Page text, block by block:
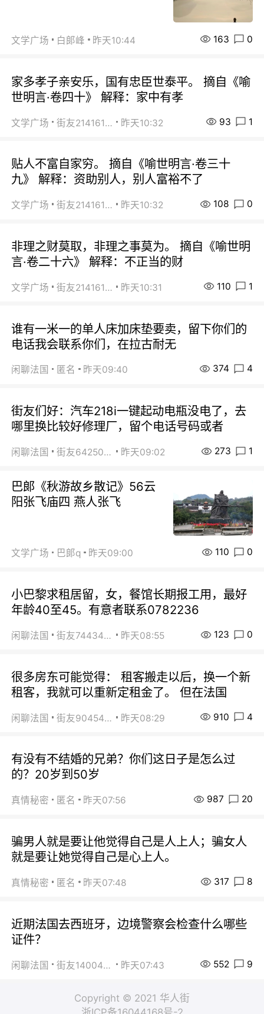
文学广场 白郞峰 昨天10:44 163 0
家多孝子亲安乐，国有忠臣世泰平。 摘自《喻
世明言·卷四十》 解释：家中有孝
文学广场 街友21416156 昨天10:32 93 1
贴人不富自家穷。 摘自《喻世明言·卷三十
九》 解释：资助别人，别人富裕不了
文学广场 街友21416156 昨天10:32 108 0
非理之财莫取，非理之事莫为。 摘自《喻世明
言·卷二十六》 解释：不正当的财
文学广场 街友21416156 昨天10:31 110 1
谁有一米一的单人床加床垫要卖，留下你们的
电话我会联系你们，在拉古耐无
闲聊法国 匿名 昨天09:40 374 4
街友们好：汽车218i一键起动电瓶没电了，去
哪里换比较好修理厂，留个电话号码或者
闲聊法国 街友64250024 昨天09:02 273 1
巴郞《秋游故乡散记》56云
阳张飞庙四 燕人张飞
文学广场 巴郞q 昨天09:00 110 0
小巴黎求租居留，女，餐馆长期报工用，最好
年龄40至45。有意者联系0782236
闲聊法国 街友74434350 昨天08:55 123 0
很多房东可能觉得： 租客搬走以后，换一个新
租客，我就可以重新定租金了。 但在法国
闲聊法国 街友90454511 昨天08:29 910 4
有没有不结婚的兄弟？你们这日子是怎么过
的？20岁到50岁
真情秘密 匿名 昨天07:56 987 20
骗男人就是要让他觉得自己是人上人；骗女人
就是要让她觉得自己是心上人。
真情秘密 匿名 昨天07:48 317 8
近期法国去西班牙，边境警察会检查什么哪些
证件？
闲聊法国 街友14004820 昨天07:43 552 9
Copyright © 2021 华人街